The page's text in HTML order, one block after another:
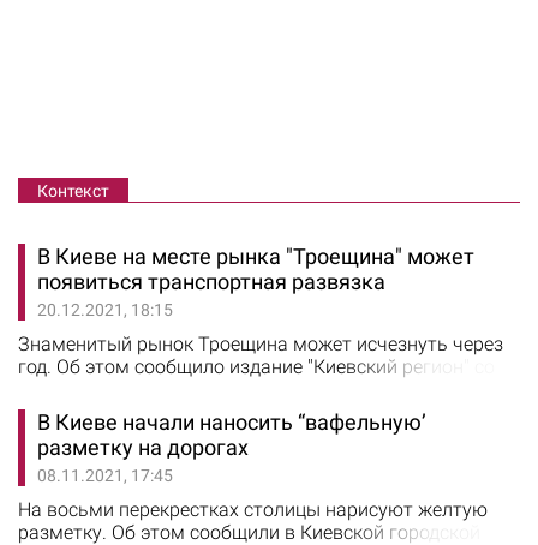
Контекст
В Киеве на месте рынка "Троещина" может
появиться транспортная развязка
20.12.2021, 18:15
Знаменитый рынок Троещина может исчезнуть через
год. Об этом сообщило издание "Киевский регион" со
продлил аренду земли ООО "Рынок-1" на один год. На
сессии Киевсовета депутаты рассмотрели два
отдельных проекта решения о продлении рынка
Троещина аренды на земельные участки. Согласно
документам, договоры аренды…
В Киеве начали наносить “вафельную’
разметку на дорогах
08.11.2021, 17:45
На восьми перекрестках столицы нарисуют желтую
разметку. Об этом сообщили в Киевской городской